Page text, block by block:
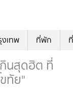
งเทพ ที่พัก
นสุดฮิต ที่
ทัย"